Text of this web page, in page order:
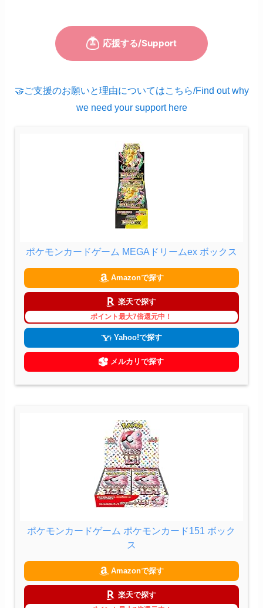
🤝ご支援のお願いと理由についてはこちら/Find out why
we need your support here
ポケモンカードゲーム MEGAドリームex ボックス
Amazonで探す
楽天で探す
ポイント最大7倍還元中！
Yahoo!で探す
メルカリで探す
ポケモンカードゲーム ポケモンカード151 ボック
ス
Amazonで探す
楽天で探す